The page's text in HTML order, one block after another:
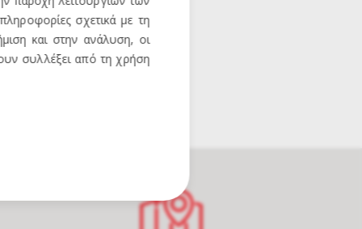
σχετικά με τη
και στην ανάλυση, οι
συλλέξει από τη χρήση